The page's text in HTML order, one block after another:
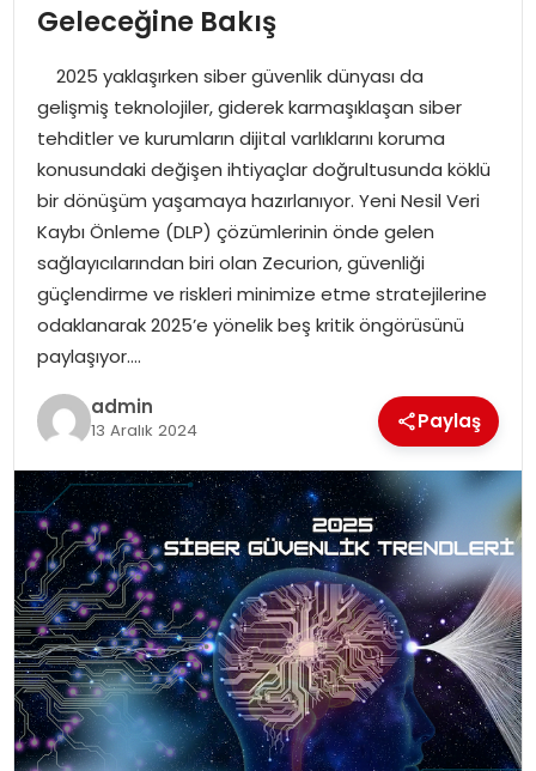
GÜNCEL
Geleceğine Bakış
2025 yaklaşırken siber güvenlik dünyası da
gelişmiş teknolojiler, giderek karmaşıklaşan siber
tehditler ve kurumların dijital varlıklarını koruma
konusundaki değişen ihtiyaçlar doğrultusunda köklü
bir dönüşüm yaşamaya hazırlanıyor. Yeni Nesil Veri
Kaybı Önleme (DLP) çözümlerinin önde gelen
sağlayıcılarından biri olan Zecurion, güvenliği
güçlendirme ve riskleri minimize etme stratejilerine
odaklanarak 2025’e yönelik beş kritik öngörüsünü
paylaşıyor….
admin
13 Aralık 2024 Paylaş